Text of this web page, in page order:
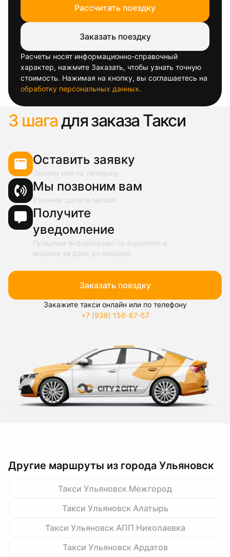
Рассчитать поездку
Заказать поездку
Расчеты носят информационно-справочный
характер, нажмите Заказать, чтобы узнать точную
стоимость. Нажимая на кнопку, вы соглашаетесь на
обработку персональных данных.
3 шагадля заказа Такси
Оставить заявку
Онлайн или по телефону
Мы позвоним вам
Уточним детали заказа
Получите
уведомление
Пришлем информацию по водителю и
машине за день до поездки
Заказать поездку
Закажите такси онлайн или по телефону
+7 (938) 156-87-57
Другие маршруты из города Ульяновск
Такси Ульяновск Межгород
Такси Ульяновск Алатырь
Такси Ульяновск АПП Николаевка
Такси Ульяновск Ардатов